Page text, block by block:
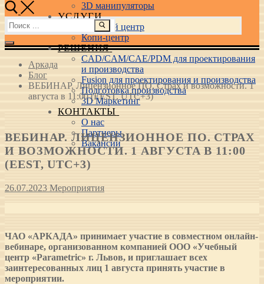
3D манипуляторы
УСЛУГИ
Учебный центр
Копи-центр
РЕШЕНИЯ
CAD/CAM/CAE/PDM для проектирования
и производства
Fusion для проектирования и производства
Подготовка производства
3D Маркетинг
КОНТАКТЫ
О нас
Партнеры
Вакансии
Найти:
Аркада
Блог
ВЕБИНАР. Лицензионное ПО. Страх и возможности. 1
августа в 11:00 (EEST, UTC+3)
ВЕБИНАР. ЛИЦЕНЗИОННОЕ ПО. СТРАХ
И ВОЗМОЖНОСТИ. 1 АВГУСТА В 11:00
(EEST, UTC+3)
26.07.2023 Мероприятия
ЧАО «АРКАДА» принимает участие в совместном онлайн-
вебинаре, организованном компанией ООО «Учебный
центр «Parametric» г. Львов, и приглашает всех
заинтересованных лиц 1 августа принять участие в
мероприятии.